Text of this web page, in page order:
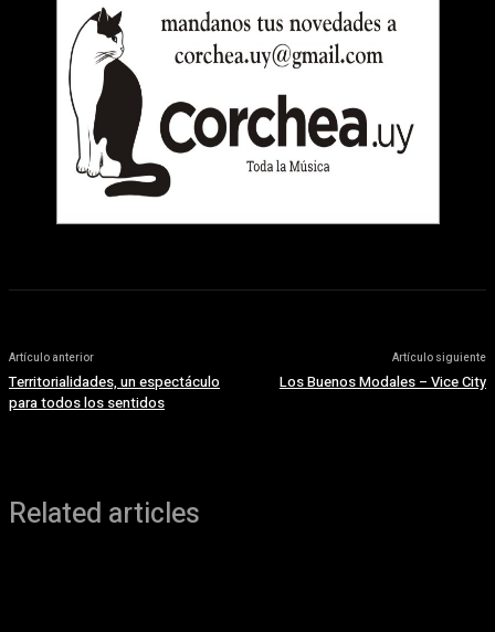
Artículo anterior
Territorialidades, un espectáculo
para todos los sentidos
Artículo siguiente
Los Buenos Modales – Vice City
Related articles